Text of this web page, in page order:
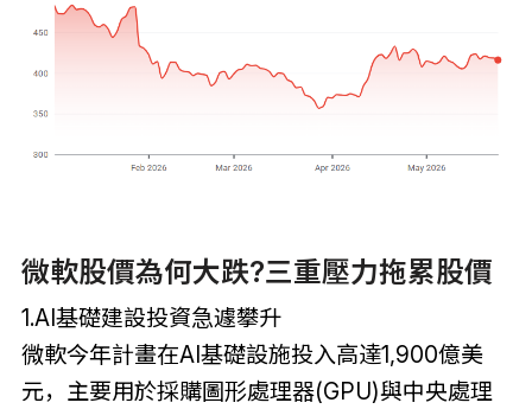
微軟股價為何大跌?三重壓力拖累股價
1.AI基礎建設投資急遽攀升
微軟今年計畫在AI基礎設施投入高達1,900億美
元，主要用於採購圖形處理器(GPU)與中央處理